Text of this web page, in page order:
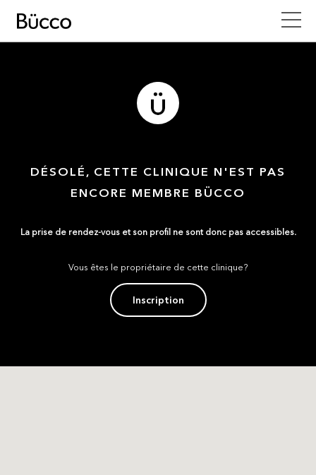
DÉSOLÉ, CETTE CLINIQUE N'EST PAS
ENCORE MEMBRE BÜCCO
La prise de rendez-vous et son profil ne sont donc pas accessibles.
Vous êtes le propriétaire de cette clinique?
Inscription